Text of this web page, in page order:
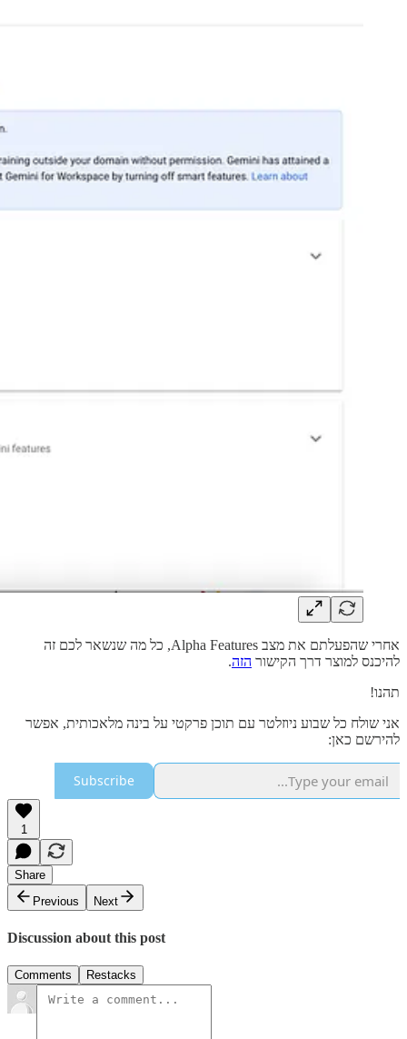
אחרי שהפעלתם את מצב Alpha Features, כל מה שנשאר לכם זה
להיכנס למוצר דרך הקישור הזה.
תהנו!
אני שולח כל שבוע ניוזלטר עם תוכן פרקטי על בינה מלאכותית, אפשר
להירשם כאן:
Subscribe
1
Share
Previous
Next
Discussion about this post
Comments Restacks